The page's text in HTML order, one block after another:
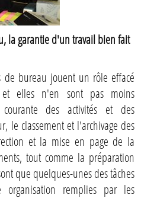
la garantie d'un travail bien fait
de bureau jouent un rôle effacé
elles n'en sont pas moins
des activités et des
le classement et l'archivage des
et la mise en page de la
tout comme la préparation
que quelques-unes des tâches
remplies par les